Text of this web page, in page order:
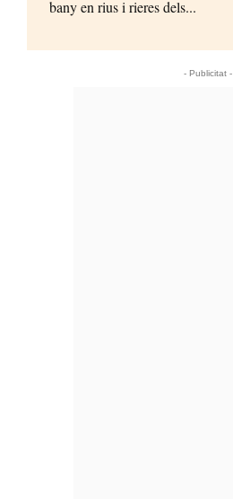
bany en rius i rieres dels...
- Publicitat -